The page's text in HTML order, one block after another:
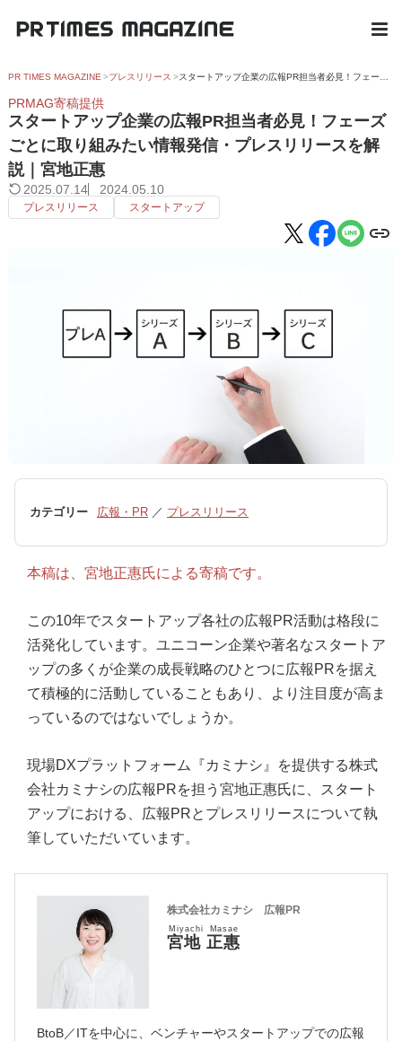
PR TIMES MAGAZINE プレスリリース
PRMAG寄稿提供
スタートアップ企業の広報PR担当者必見！フェーズ
ごとに取り組みたい情報発信・プレスリリースを解
説｜宮地正惠
2025.07.14 2024.05.10
プレスリリース スタートアップ
カテゴリー 広報・PR ／ プレスリリース
本稿は、宮地正惠氏による寄稿です。
この10年でスタートアップ各社の広報PR活動は格段に
活発化しています。ユニコーン企業や著名なスタートア
ップの多くが企業の成長戦略のひとつに広報PRを据え
て積極的に活動していることもあり、より注目度が高ま
っているのではないでしょうか。
現場DXプラットフォーム『カミナシ』を提供する株式
会社カミナシの広報PRを担う宮地正惠氏に、スタート
アップにおける、広報PRとプレスリリースについて執
筆していただいています。
株式会社カミナシ 広報PR
宮地 正惠
Miyachi Masae
BtoB／ITを中心に、ベンチャーやスタートアップでの広報